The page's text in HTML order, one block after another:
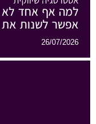
למה אף אחד לא
אפשר לשנות את
26/07/2026